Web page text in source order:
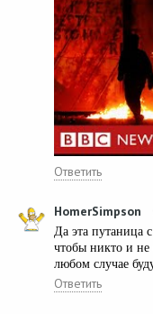
Ответить
HomerSimpson
Да эта путаница
чтобы никто и не
любом случае
Ответить